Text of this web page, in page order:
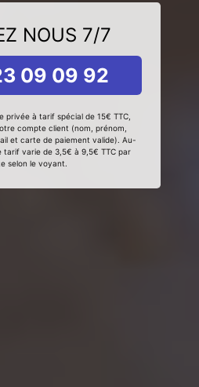
NOUS 7/7
09 09 92
privée à tarif spécial de 15€ TTC,
compte client (nom, prénom,
et carte de paiement valide). Au-
tarif varie de 3,5€ à 9,5€ TTC par
selon le voyant.